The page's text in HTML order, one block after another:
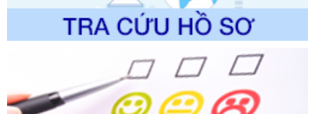
Số kí hiệu:2310/QĐ-UBND
Tên: Về việc công bố Danh mục thủ tục hành chính sửa
đổi, bổ sung và phê duyệt Quy trình nội bộ, quy trình điện tử
trong giải quyết thủtục hành chính lĩnh vực biến đổi khí hậu
thuộc phạm vi giải quyết của Sở Nông nghiệp và Môi
Ngày ban hành: 01/06/2026